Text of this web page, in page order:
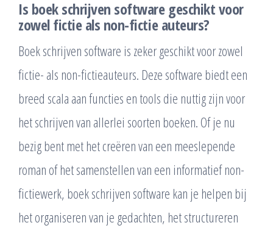
Is boek schrijven software geschikt voor
zowel fictie als non-fictie auteurs?
Boek schrijven software is zeker geschikt voor zowel
fictie- als non-fictieauteurs. Deze software biedt een
breed scala aan functies en tools die nuttig zijn voor
het schrijven van allerlei soorten boeken. Of je nu
bezig bent met het creëren van een meeslepende
roman of het samenstellen van een informatief non-
fictiewerk, boek schrijven software kan je helpen bij
het organiseren van je gedachten, het structureren